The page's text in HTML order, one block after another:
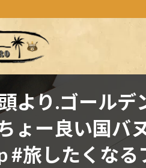
より.ゴールデ
ょー良い国バ
旅したくなる